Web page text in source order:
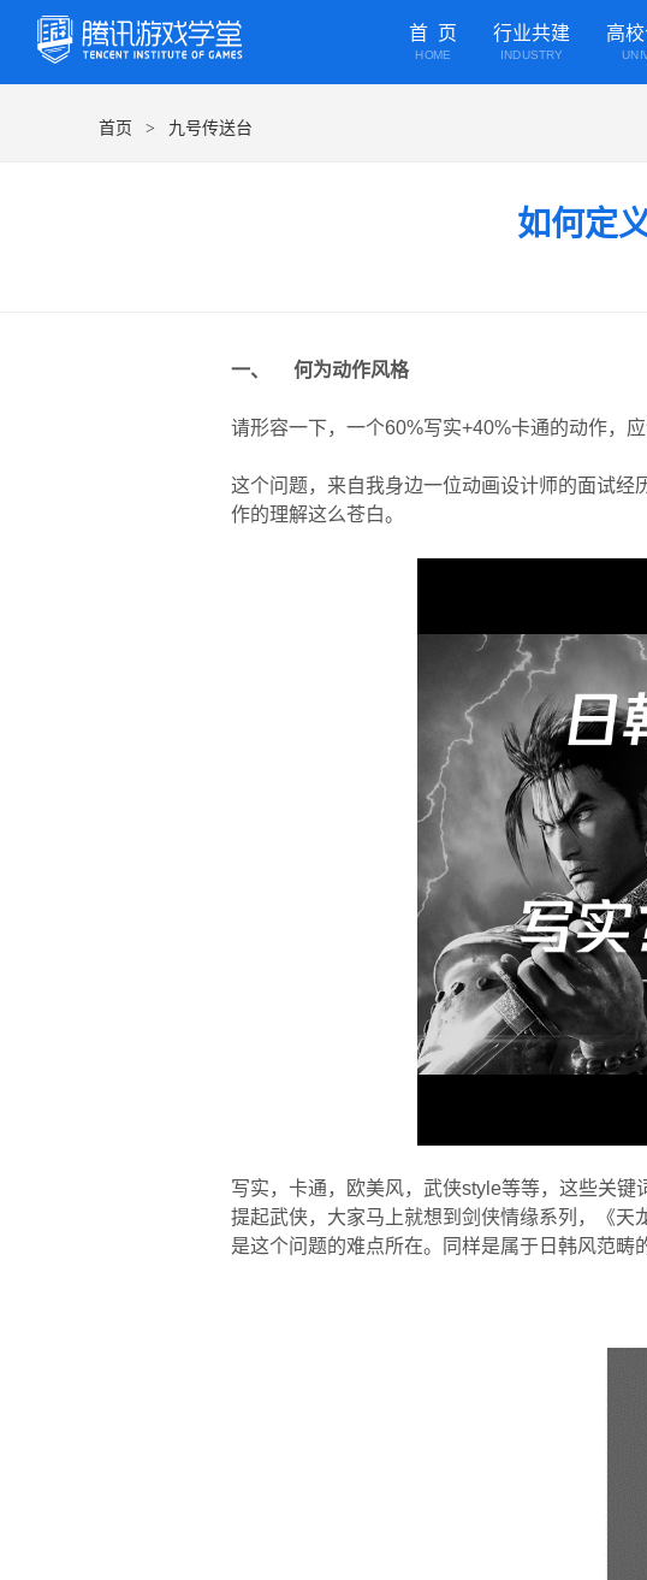
首 页
HOME
行业共建
INDUSTRY
高
首页 > 九号传送台
如何定
一、 何为动作风格
请形容一下，一个60%写实+40%卡通的动作，应
这个问题，来自我身边一位动画设计师的面试
作的理解这么苍白。
写实，卡通，欧美风，武侠style等等，这些关
提起武侠，大家马上就想到剑侠情缘系列，《
是这个问题的难点所在。同样是属于日韩风范畴